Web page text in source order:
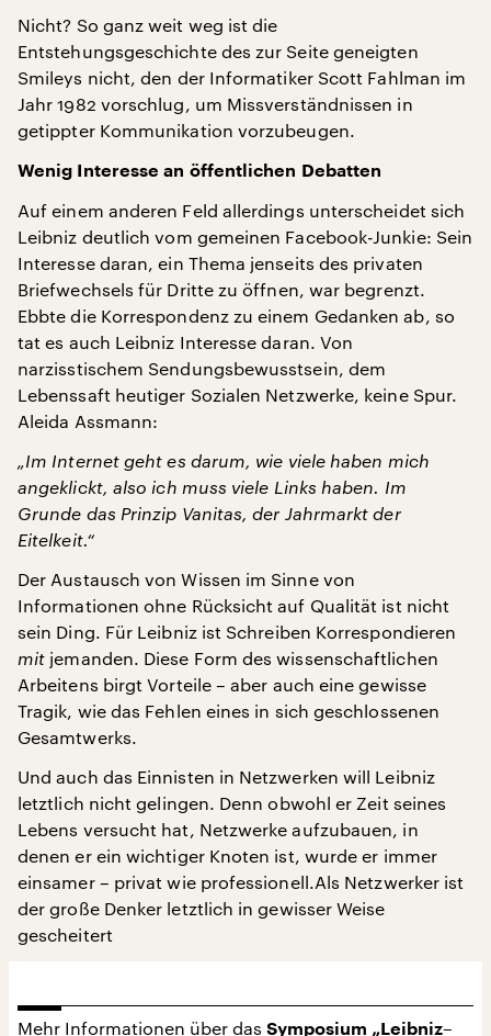
Nicht? So ganz weit weg ist die
Entstehungsgeschichte des zur Seite geneigten
Smileys nicht, den der Informatiker Scott Fahlman im
Jahr 1982 vorschlug, um Missverständnissen in
getippter Kommunikation vorzubeugen.
Wenig Interesse an öffentlichen Debatten
Auf einem anderen Feld allerdings unterscheidet sich
Leibniz deutlich vom gemeinen Facebook-Junkie: Sein
Interesse daran, ein Thema jenseits des privaten
Briefwechsels für Dritte zu öffnen, war begrenzt.
Ebbte die Korrespondenz zu einem Gedanken ab, so
tat es auch Leibniz Interesse daran. Von
narzisstischem Sendungsbewusstsein, dem
Lebenssaft heutiger Sozialen Netzwerke, keine Spur.
Aleida Assmann:
„Im Internet geht es darum, wie viele haben mich
angeklickt, also ich muss viele Links haben. Im
Grunde das Prinzip Vanitas, der Jahrmarkt der
Eitelkeit.“
Der Austausch von Wissen im Sinne von
Informationen ohne Rücksicht auf Qualität ist nicht
sein Ding. Für Leibniz ist Schreiben Korrespondieren
mit jemanden. Diese Form des wissenschaftlichen
Arbeitens birgt Vorteile – aber auch eine gewisse
Tragik, wie das Fehlen eines in sich geschlossenen
Gesamtwerks.
Und auch das Einnisten in Netzwerken will Leibniz
letztlich nicht gelingen. Denn obwohl er Zeit seines
Lebens versucht hat, Netzwerke aufzubauen, in
denen er ein wichtiger Knoten ist, wurde er immer
einsamer – privat wie professionell.Als Netzwerker ist
der große Denker letztlich in gewisser Weise
gescheitert
Mehr Informationen über das Symposium „Leibniz–